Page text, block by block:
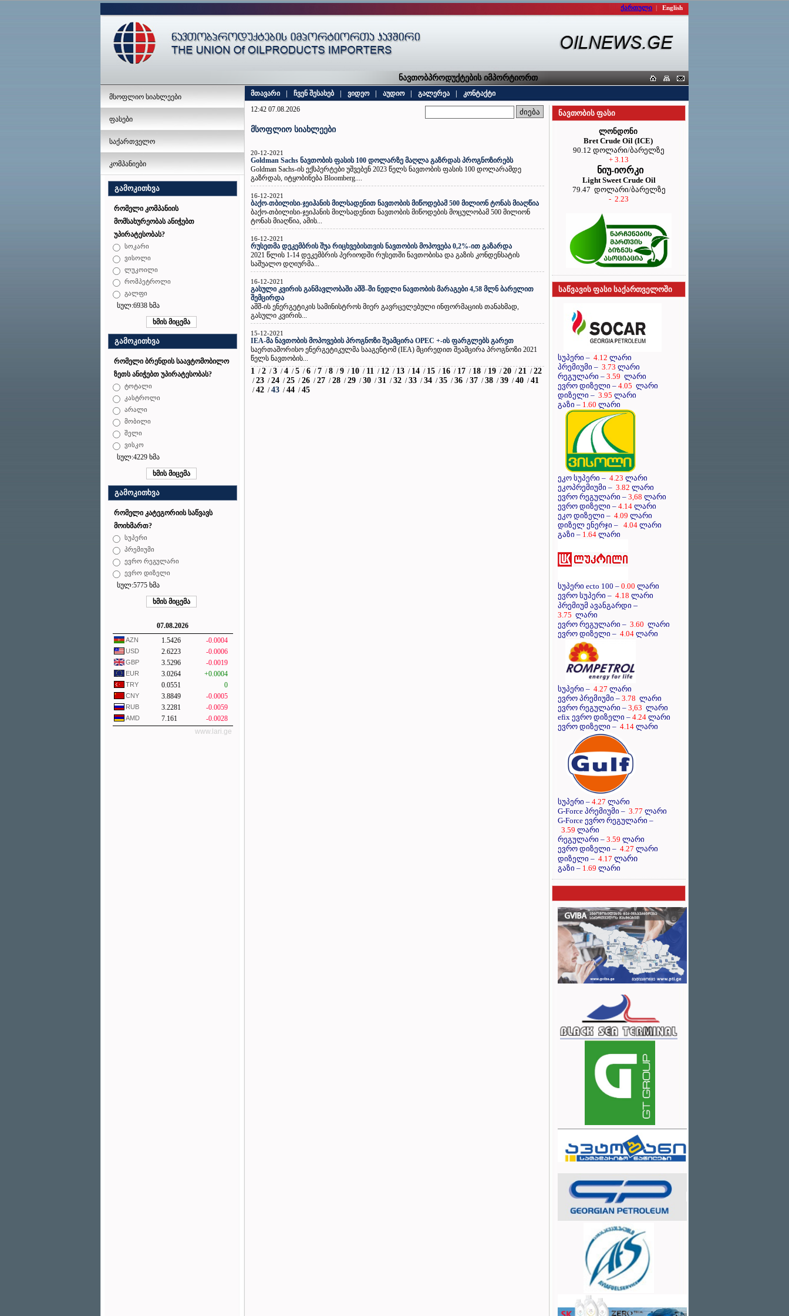
ქართული | English
ნავთობპროდუქტების იმპორტიორთა კავშირი
მსოფლიო სიახლეები
ფასები
საქართველო
კომპანიები
გამოკითხვა
რომელი კომპანიის
მომსახურეობას ანიჭებთ
უპირატესობას?
სოკარი
ვისოლი
ლუკოილი
რომპეტროლი
გალფი
სულ:6938 ხმა
გამოკითხვა
რომელი ბრენდის საავტომობილო
ზეთს ანიჭებთ უპირატესობას?
ტოტალი
კასტროლი
არალი
მობილი
შელი
ვისკო
სულ:4229 ხმა
გამოკითხვა
რომელი კატეგორიის საწვავს
მოიხმართ?
სუპერი
პრემიუმი
ევრო რეგულარი
ევრო დიზელი
სულ:5775 ხმა
07.08.2026
AZN 1.5426 -0.0004
USD 2.6223 -0.0006
GBP 3.5296 -0.0019
EUR 3.0264 +0.0004
TRY 0.0551 0
CNY 3.8849 -0.0005
RUB 3.2281 -0.0059
AMD 7.161
-0.0028
www.lari.ge
მთავარი ჩვენ შესახებ ვიდეო აუდიო გალერეა
კონტაქტი
12:42 07.08.2026
მსოფლიო სიახლეები
20-12-2021
Goldman Sachs ნავთობის ფასის 100 დოლარზე მაღლა გაზრდას პროგნოზირებს
Goldman Sachs-ის ექსპერტები უშვებენ 2023 წელს ნავთობის ფასის 100 დოლარამდე
გაზრდას, იტყობინება Bloomberg....
16-12-2021
ბაქო-თბილისი-ჯეიჰანის მილსადენით ნავთობის მიწოდებამ 500 მილიონ ტონას მიაღწია
ბაქო-თბილისი-ჯეიჰანის მილსადენით ნავთობის მიწოდების მოცულობამ 500 მილიონ
ტონას მიაღწია, ამის...
16-12-2021
რუსეთმა დეკემბრის შუა რიცხვებისთვის ნავთობის მოპოვება 0,2%-ით გაზარდა
2021 წლის 1-14 დეკემბრის პერიოდში რუსეთში ნავთობისა და გაზის კონდენსატის
საშუალო დღიურმა...
16-12-2021
გასული კვირის განმავლობაში აშშ–ში ნედლი ნავთობის მარაგები 4,58 მლნ ბარელით
შემცირდა
აშშ-ის ენერგეტიკის სამინისტროს მიერ გავრცელებული ინფორმაციის თანახმად,
გასული კვირის...
15-12-2021
IEA-მა ნავთობის მოპოვების პროგნოზი შეამცირა OPEC +-ის ფარგლებს გარეთ
საერთაშორისო ენერგეტიკულმა სააგენტომ (IEA) მცირედით შეამცირა პროგნოზი 2021
წელს ნავთობის...
1 / 2 / 3 / 4 / 5 / 6 / 7 / 8 / 9 / 10 / 11 / 12 / 13 / 14 / 15 / 16 / 17 / 18 / 19 / 20 / 21 / 22
/ 23 / 24 / 25 / 26 / 27 / 28 / 29 / 30 / 31 / 32 / 33 / 34 / 35 / 36 / 37 / 38 / 39 / 40 / 41
/ 42 / 43 / 44 / 45
ნავთობის ფასი
ლონდონი
Bret Crude Oil (ICE)
90.12 დოლარი/ბარელზე
+ 3.13
ნიუ-იორკი
Light Sweet Crude Oil
79.47 დოლარი/ბარელზე
- 2.23
საწვავის ფასი საქართველოში
სუპერი – 4.12 ლარი
პრემიუმი – 3.73 ლარი
რეგულარი – 3.59 ლარი
ევრო დიზელი – 4.05 ლარი
დიზელი – 3.95 ლარი
გაზი – 1.60 ლარი
ეკო სუპერი – 4.23 ლარი
ეკოპრემიუმი – 3.82 ლარი
ევრო რეგულარი – 3,68 ლარი
ევრო დიზელი – 4.14 ლარი
ეკო დიზელი – 4.09 ლარი
დიზელ ენერჯი – 4.04 ლარი
გაზი – 1.64 ლარი
სუპერი ecto 100 – 0.00 ლარი
ევრო სუპერი – 4.18 ლარი
პრემიუმ ავანგარდი –
3.75 ლარი
ევრო რეგულარი – 3.60 ლარი
ევრო დიზელი – 4.04 ლარი
სუპერი – 4.27 ლარი
ევრო პრემიუმი – 3.78 ლარი
ევრო რეგულარი – 3,63 ლარი
efix ევრო დიზელი – 4.24 ლარი
ევრო დიზელი – 4.14 ლარი
სუპერი – 4.27 ლარი
G-Force პრემიუმი – 3.77 ლარი
G-Force ევრო რეგულარი –
3.59 ლარი
რეგულარი – 3.59 ლარი
ევრო დიზელი – 4.27 ლარი
დიზელი – 4.17 ლარი
გაზი – 1.69 ლარი